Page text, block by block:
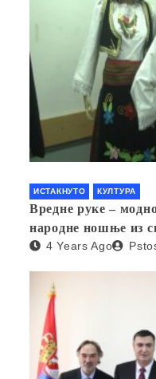
ИСТАКНУТО КУЛТУРА
Вредне руке –
народне ношње из
4 Years Ago